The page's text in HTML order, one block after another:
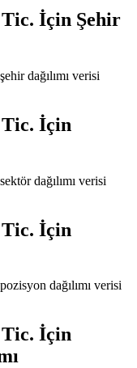
İçin Şehir
dağılımı verisi
İçin
dağılımı verisi
İçin
dağılımı verisi
İçin